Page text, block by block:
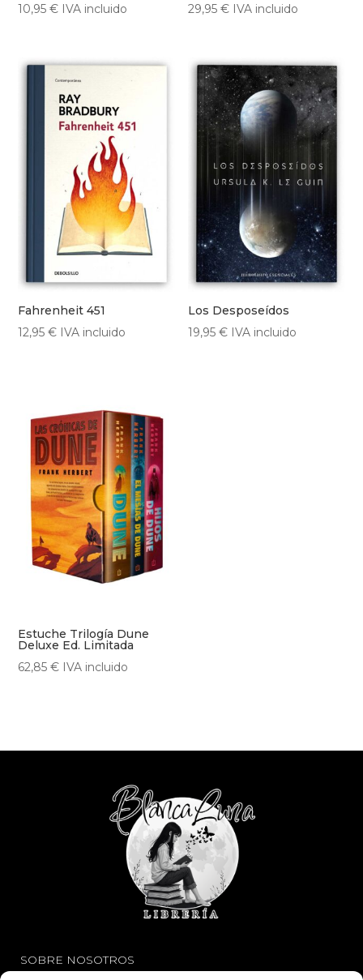
10,95€ IVA incluido
29,95€ IVA incluido
Fahrenheit 451
12,95€ IVA incluido
Los Desposeídos
19,95€ IVA incluido
Estuche Trilogía Dune
Deluxe Ed. Limitada
62,85€ IVA incluido
SOBRE NOSOTROS